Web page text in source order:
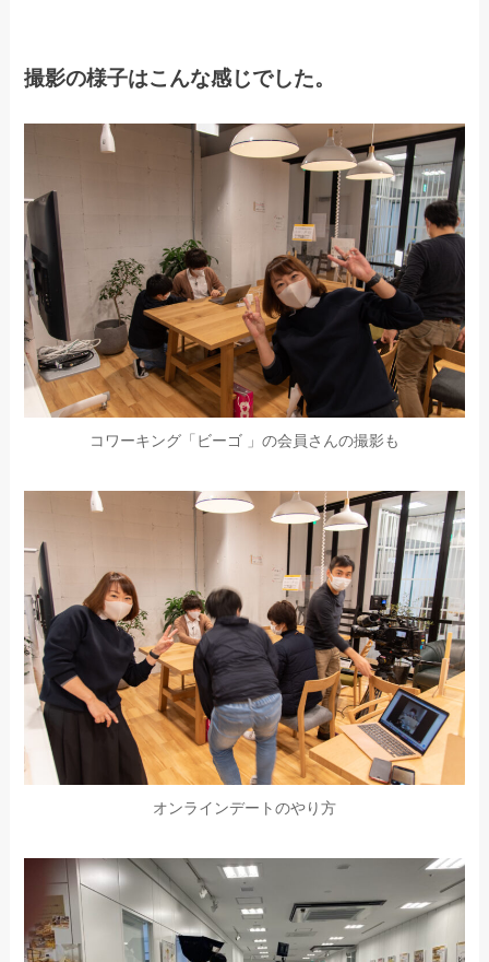
撮影の様子はこんな感じでした。
コワーキング「ビーゴ 」の会員さんの撮影も
オンラインデートのやり方